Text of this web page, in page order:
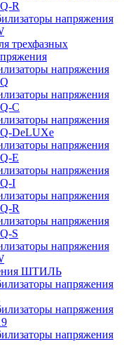
R
напряжения
трехфазных
напряжения
напряжения
C
напряжения
DeLUXe
напряжения
E
напряжения
I
напряжения
R
напряжения
S
напряжения
ШТИЛЬ
напряжения
напряжения
напряжения